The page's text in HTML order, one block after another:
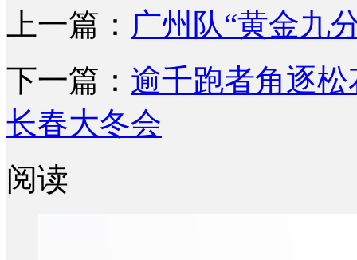
上一篇： 广州队“黄金九
下一篇： 逾千跑者角逐
长春大冬会
阅读